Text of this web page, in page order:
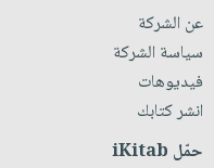
عن الشركة
سياسة الشركة
فيديوهات
انشر كتابك
حمّل iKitab